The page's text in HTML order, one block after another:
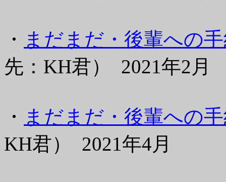
・ まだまだ・後輩への
先：KH君） 2021年2月
・ まだまだ・後輩への
KH君） 2021年4月